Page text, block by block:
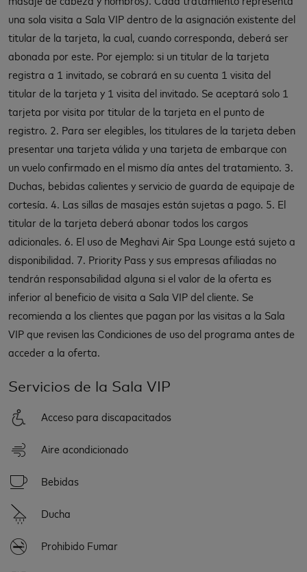
una sola visita a Sala VIP dentro de la asignación existente del
titular de la tarjeta, la cual, cuando corresponda, deberá ser
abonada por este. Por ejemplo: si un titular de la tarjeta
registra a 1 invitado, se cobrará en su cuenta 1 visita del
titular de la tarjeta y 1 visita del invitado. Se aceptará solo 1
tarjeta por visita por titular de la tarjeta en el punto de
registro. 2. Para ser elegibles, los titulares de la tarjeta deben
presentar una tarjeta válida y una tarjeta de embarque con
un vuelo confirmado en el mismo día antes del tratamiento. 3.
Duchas, bebidas calientes y servicio de guarda de equipaje de
cortesía. 4. Las sillas de masajes están sujetas a pago. 5. El
titular de la tarjeta deberá abonar todos los cargos
adicionales. 6. El uso de Meghavi Air Spa Lounge está sujeto a
disponibilidad. 7. Priority Pass y sus empresas afiliadas no
tendrán responsabilidad alguna si el valor de la oferta es
inferior al beneficio de visita a Sala VIP del cliente. Se
recomienda a los clientes que pagan por las visitas a la Sala
VIP que revisen las Condiciones de uso del programa antes de
acceder a la oferta.
Servicios de la Sala VIP
Acceso para discapacitados
Aire acondicionado
Bebidas
Ducha
Prohibido Fumar